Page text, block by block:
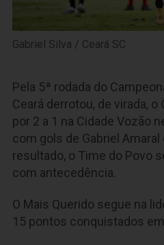
Gabriel Silva / Ceará SC
Pela 5ª rodada do
Ceará derrotou, de virada,
por 2 a 1 na Cidade Vozão
com gols de Gabriel Amaral
resultado, o Time do Povo
com antecedência.
O Mais Querido segue na
15 pontos conquistados